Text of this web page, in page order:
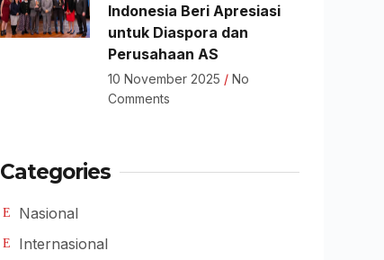
Indonesia Beri Apresiasi
untuk Diaspora dan
Perusahaan AS
10 November 2025
No
Comments
Categories
Nasional
Internasional